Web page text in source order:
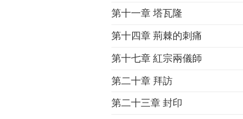
第十一章 塔瓦隆
第十四章 荊棘的刺痛
第十七章 紅宗兩儀師
第二十章 拜訪
第二十三章 封印